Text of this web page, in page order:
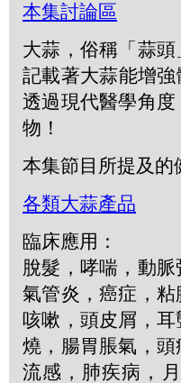
本集討論區
大蒜，俗稱「蒜
記載著大蒜能增
透過現代醫學角
物！
本集節目所提及的
各類大蒜產品
臨床應用：
脫髮，哮喘，動
氣管炎，癌症，
咳嗽，頭皮屑，
燒，腸胃脹氣，
流感，肺疾病，